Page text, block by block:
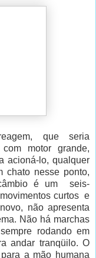
que seria
motor grande,
acioná-lo, qualquer
chato nesse ponto,
é um
seis-
curtos e
não apresenta
Não há marchas
rodando em
andar tranqüilo. O
a mão humana